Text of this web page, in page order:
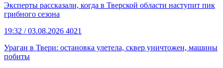
Эксперты рассказали, когда в Тверской области наступит пик
грибного сезона
19:32 / 03.08.2026 4021
Ураган в Твери: остановка улетела, сквер уничтожен, машины
побиты